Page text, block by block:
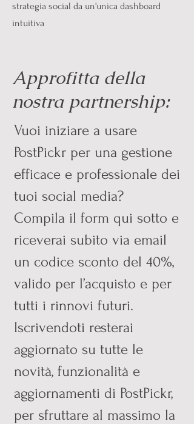
strategia social da un'unica dashboard
intuitiva
Approfitta della
nostra partnership:
Vuoi iniziare a usare
PostPickr per una gestione
efficace e professionale dei
tuoi social media?
Compila il form qui sotto e
riceverai subito via email
un codice sconto del 40%,
valido per l’acquisto e per
tutti i rinnovi futuri.
Iscrivendoti resterai
aggiornato su tutte le
novità, funzionalità e
aggiornamenti di PostPickr,
per sfruttare al massimo la